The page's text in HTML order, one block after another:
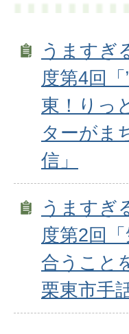
うますぎ
度第4回
東！りっ
ターがま
信」
うますぎ
度第2回
合うこと
栗東市手